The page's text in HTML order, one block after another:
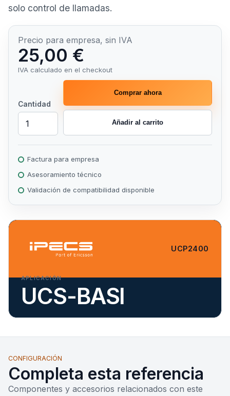
UCP2400
APLICACIÓN
UCS-BASI
solo control de llamadas.
Precio para empresa, sin IVA
25,00 €
IVA calculado en el checkout
Cantidad
Comprar ahora
Añadir al carrito
Factura para empresa
Asesoramiento técnico
Validación de compatibilidad disponible
CONFIGURACIÓN
Completa esta referencia
Componentes y accesorios relacionados con este